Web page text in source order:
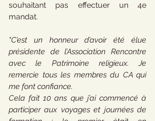
souhaitant pas effectuer un 4e
mandat.
"C’est un honneur d’avoir été élue
présidente de l’Association Rencontre
avec le Patrimoine religieux. Je
remercie tous les membres du CA qui
me font confiance.
Cela fait 10 ans que j’ai commencé à
participer aux voyages et journées de